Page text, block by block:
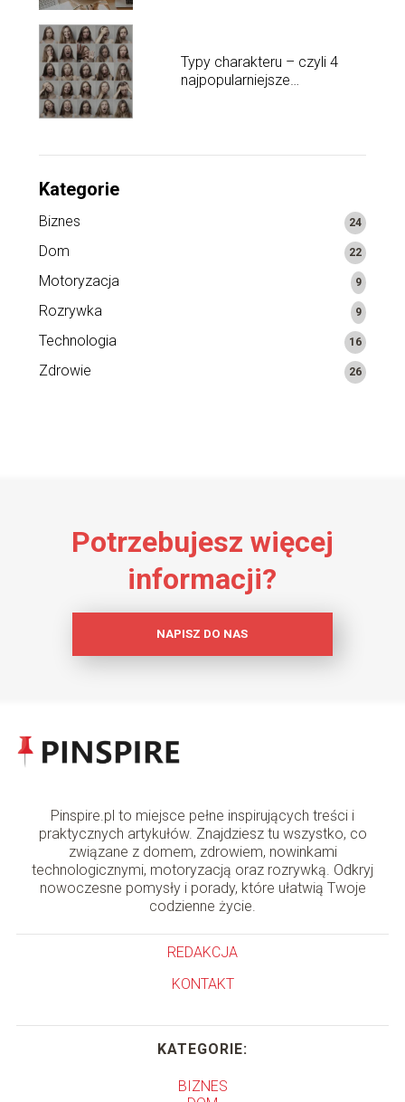
Typy charakteru – czyli 4
najpopularniejsze
Kategorie
Biznes 24
Dom 22
Motoryzacja 9
Rozrywka 9
Technologia 16
Zdrowie 26
Potrzebujesz więcej
informacji?
NAPISZ DO NAS
Pinspire.pl to miejsce pełne inspirujących treści i
praktycznych artykułów. Znajdziesz tu wszystko, co
związane z domem, zdrowiem, nowinkami
technologicznymi, motoryzacją oraz rozrywką. Odkryj
nowoczesne pomysły i porady, które ułatwią Twoje
codzienne życie.
REDAKCJA
KONTAKT
KATEGORIE:
BIZNES